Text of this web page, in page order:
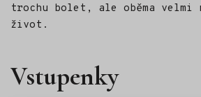
trochu bolet, ale oběma velmi
život.
Vstupenky